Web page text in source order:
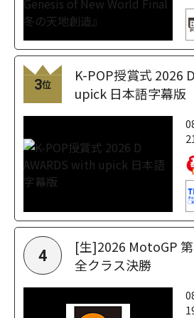
3位
K-POP授賞式 2026
upick 日本語字幕版
4
[生]2026 MotoGP
全クラス決勝